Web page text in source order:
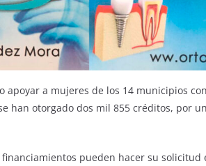
a mujeres de los 14 municipios
han otorgado dos mil 855 créditos, por
financiamientos pueden hacer su solicitud